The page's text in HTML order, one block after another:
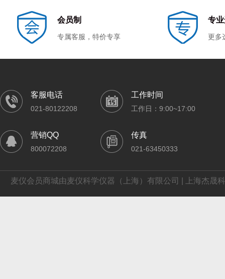
会员制
专属客服，特价专享
专
更多
客服电话
021-80122208
工作时间
工作日：9:00~17:00
营销QQ
800072208
传真
021-63450333
麦仪会员商城由麦仪科学仪器（上海）有限公司 | 上海杰